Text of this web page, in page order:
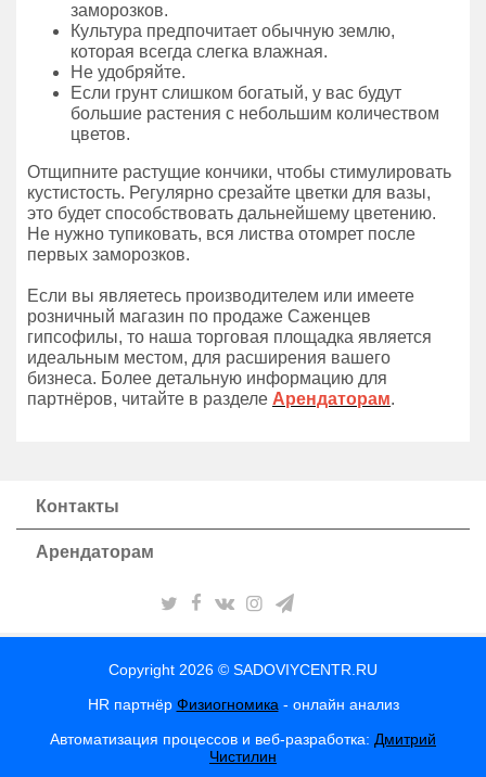
заморозков.
Культура предпочитает обычную землю,
которая всегда слегка влажная.
Не удобряйте.
Если грунт слишком богатый, у вас будут
большие растения с небольшим количеством
цветов.
Отщипните растущие кончики, чтобы стимулировать
кустистость. Регулярно срезайте цветки для вазы,
это будет способствовать дальнейшему цветению.
Не нужно тупиковать, вся листва отомрет после
первых заморозков.
Если вы являетесь производителем или имеете
розничный магазин по продаже Саженцев
гипсофилы, то наша торговая площадка является
идеальным местом, для расширения вашего
бизнеса. Более детальную информацию для
партнёров, читайте в разделе Арендаторам.
Контакты
Арендаторам
Copyright 2026 © SADOVIYCENTR.RU
HR партнёр Физиогномика - онлайн анализ
Автоматизация процессов и веб-разработка: Дмитрий
Чистилин